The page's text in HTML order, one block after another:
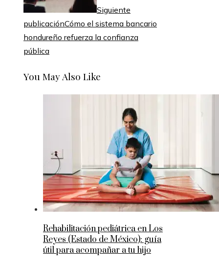
Siguiente
publicaciónCómo el sistema bancario
hondureño refuerza la confianza
pública
You May Also Like
Rehabilitación pediátrica en Los
Reyes (Estado de México): guía
útil para acompañar a tu hijo